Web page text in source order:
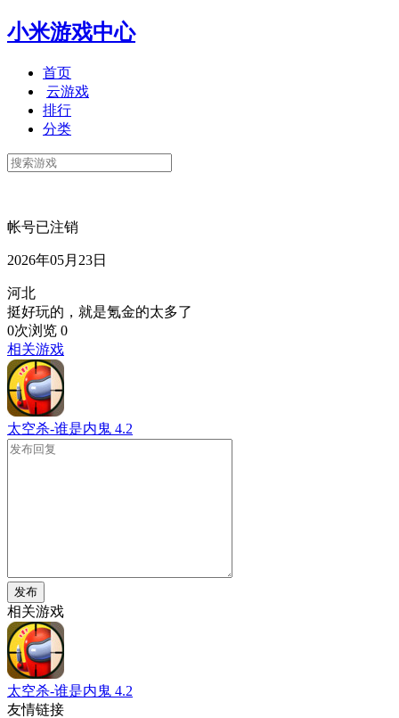
小米游戏中心
首页
云游戏
排行
分类
帐号已注销
2026年05月23日
河北
挺好玩的，就是氪金的太多了
0次浏览 0
相关游戏
太空杀-谁是内鬼 4.2
发布
相关游戏
太空杀-谁是内鬼 4.2
友情链接